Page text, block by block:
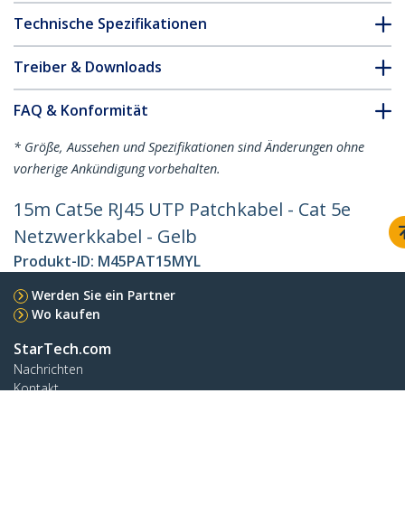
Technische Spezifikationen
Treiber & Downloads
FAQ & Konformität
* Größe, Aussehen und Spezifikationen sind Änderungen ohne
vorherige Ankündigung vorbehalten.
15m Cat5e RJ45 UTP Patchkabel - Cat 5e
Netzwerkkabel - Gelb
Produkt-ID: M45PAT15MYL
Werden Sie ein Partner
Wo kaufen
StarTech.com
Nachrichten
Kontakt